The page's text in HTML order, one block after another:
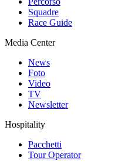
Squadre
Race Guide
Media Center
News
Foto
Video
TV
Newsletter
Hospitality
Pacchetti
Tour Operator